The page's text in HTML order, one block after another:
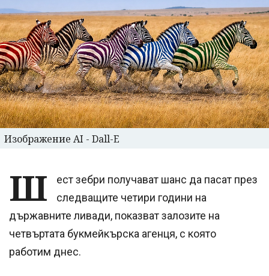
Изображение AI - Dall-E
Ш
ест зебри получават шанс да пасат през
следващите четири години на
държавните ливади, показват залозите на
четвъртата букмейкърска агенця, с която
работим днес.